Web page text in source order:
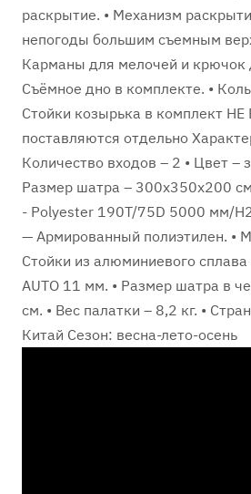
раскрытие. • Механизм
непогоды большим съемным
Карманы для мелочей и крючок
Съёмное дно в комплекте. •
Стойки козырька в комплект
поставляются отдельно
Количество входов – 2 • Цвет –
Размер шатра – 300х350х200
- Polyester 190T/75D 5000 мм/
— Армированный полиэтилен. •
Стойки из алюминиевого сплава
AUTO 11 мм. • Размер шатра в
см. • Вес палатки – 8,2 кг. •
Китай Сезон: весна-лето-осень